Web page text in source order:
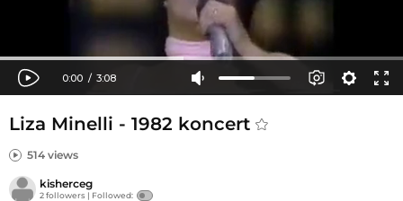
Liza Minelli - 1982 koncert
514 views
kisherceg
2 followers | Followed: